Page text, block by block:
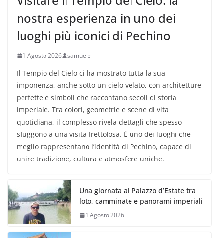
nostra esperienza in uno dei
luoghi più iconici di Pechino
1 Agosto 2026 samuele
Il Tempio del Cielo ci ha mostrato tutta la sua
imponenza, anche sotto un cielo velato, con architetture
perfette e simboli che raccontano secoli di storia
imperiale. Tra colori, geometrie e scene di vita
quotidiana, il complesso rivela dettagli che spesso
sfuggono a una visita frettolosa. È uno dei luoghi che
meglio rappresentano l’identità di Pechino, capace di
unire tradizione, cultura e atmosfere uniche.
Una giornata al Palazzo d’Estate tra
loto, camminate e panorami imperiali
1 Agosto 2026